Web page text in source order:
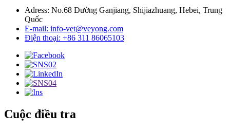
Adress: No.68 Đường Ganjiang, Shijiazhuang, Hebei, Trung
Quốc
E-mail: info-vet@veyong.com
Điện thoại: +86 311 86065103
Cuộc điều tra